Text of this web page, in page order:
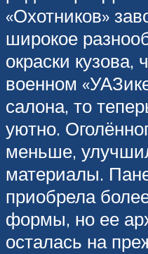
«Охотников»
широкое
окраски кузова,
военном
салона, то
уютно.
меньше,
материалы.
приобрела
формы, но ее
осталась на